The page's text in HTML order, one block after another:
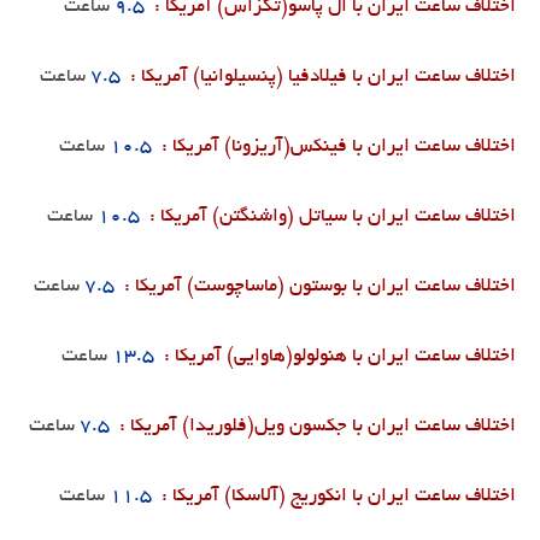
اختلاف ساعت ایران با ال پاسو(تگزاس) آمریکا : 9.5 ساعت
اختلاف ساعت ایران با فیلادفیا (پنسیلوانیا) آمریکا : ساعت
اختلاف ساعت ایران با فینکس(آریزونا) آمریکا : 10.5 ساعت
اختلاف ساعت ایران با سیاتل (واشنگتن) آمریکا : 10.5 ساعت
اختلاف ساعت ایران با بوستون (ماساچوست) آمریکا : 7.5 ساعت
اختلاف ساعت ایران با هنولولو(هاوایی) آمریکا : 13.5 ساعت
اختلاف ساعت ایران با جکسون ویل(فلوریدا) آمریکا : 7.5 ساعت
اختلاف ساعت ایران با انکوریج (آلاسکا) آمریکا : ساعت